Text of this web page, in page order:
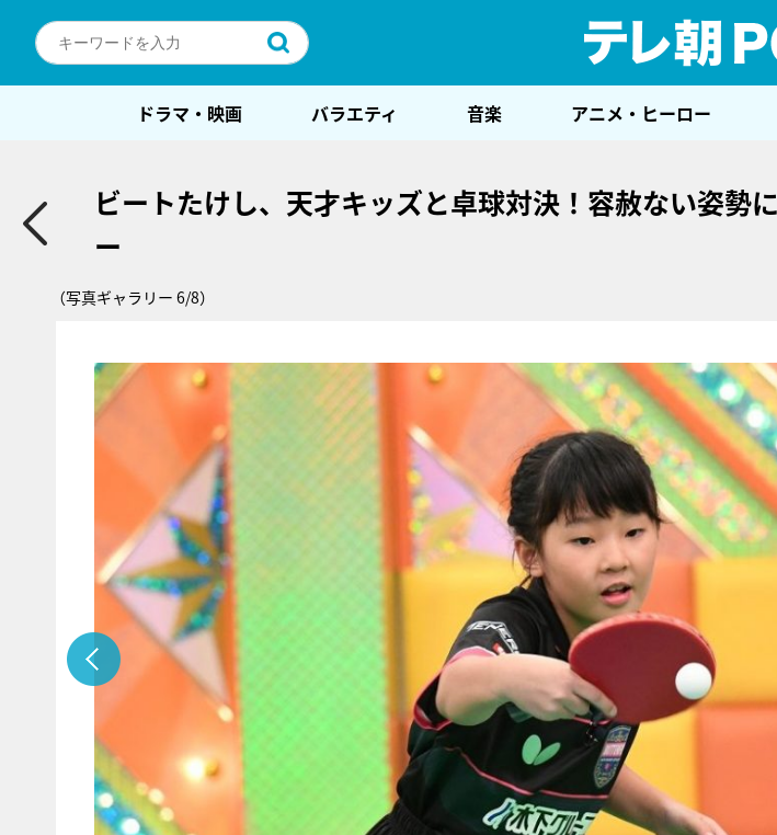
ドラマ・映画 バラエティ 音楽 アニメ・ヒーロー
ビートたけし、天才キッズと卓球対決！容赦ない姿勢
ー
（写真ギャラリー 6/8）